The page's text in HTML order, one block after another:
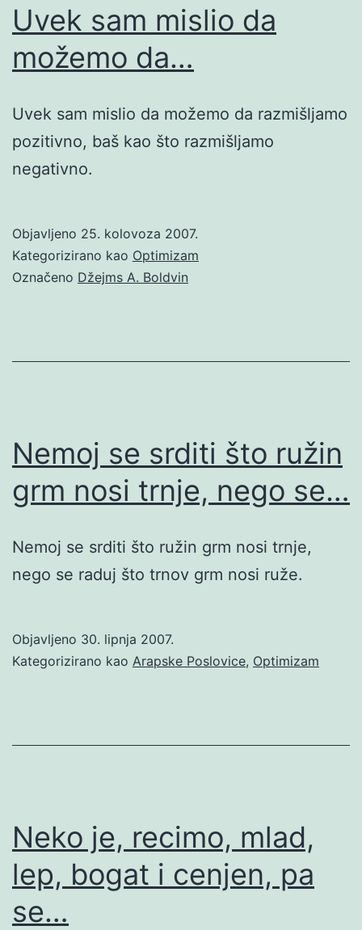
Uvek sam mislio da
možemo da…
Uvek sam mislio da možemo da razmišljamo
pozitivno, baš kao što razmišljamo
negativno.
Objavljeno 25. kolovoza 2007.
Kategorizirano kao Optimizam
Označeno Džejms A. Boldvin
Nemoj se srditi što ružin
grm nosi trnje, nego se…
Nemoj se srditi što ružin grm nosi trnje,
nego se raduj što trnov grm nosi ruže.
Objavljeno 30. lipnja 2007.
Kategorizirano kao Arapske Poslovice, Optimizam
Neko je, recimo, mlad,
lep, bogat i cenjen, pa
se…